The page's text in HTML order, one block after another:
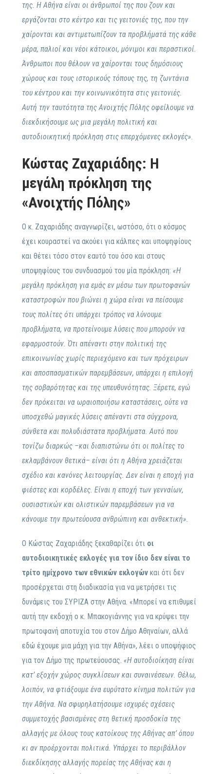
της. Η Αθήνα είναι οι άνθρωποί της που ζουν και
εργάζονται στο κέντρο και τις γειτονιές της, που την
χαίρονται και αντιμετωπίζουν τα προβλήματά της κάθε
μέρα, παλιοί και νέοι κάτοικοι, μόνιμοι και περαστικοί.
Άνθρωποι που θέλουν να χαίρονται τους δημόσιους
χώρους και τους ιστορικούς τόπους της, τη ζωντάνια
του κέντρου και την κοινωνικότητα στις γειτονιές.
Αυτή την ταυτότητα της Ανοιχτής Πόλης οφείλουμε να
διεκδικήσουμε ως μια μεγάλη πολιτική και
αυτοδιοικητική πρόκληση στις επερχόμενες εκλογές».
Κώστας Ζαχαριάδης: Η
μεγάλη πρόκληση της
«Ανοιχτής Πόλης»
Ο κ. Ζαχαριάδης αναγνωρίζει, ωστόσο, ότι ο κόσμος
έχει κουραστεί να ακούει για κάλπες και υποψηφίους
και θέτει τόσο στον εαυτό του όσο και στους
υποψηφίους του συνδυασμού του μία πρόκληση: «Η
μεγάλη πρόκληση για εμάς εν μέσω των πρωτοφανών
καταστροφών που βιώνει η χώρα είναι να πείσουμε
τους πολίτες ότι υπάρχει τρόπος να λύνουμε
προβλήματα, να προτείνουμε λύσεις που μπορούν να
εφαρμοστούν. Ότι απέναντι στην πολιτική της
επικοινωνίας χωρίς περιεχόμενο και των πρόχειρων
και αποσπασματικών παρεμβάσεων, υπάρχει η επιλογή
της σοβαρότητας και της υπευθυνότητας. Ξέρετε, εγώ
δεν πρόκειται να ωραιοποιήσω καταστάσεις, ούτε να
υποσχεθώ μαγικές λύσεις απέναντι στα σύγχρονα,
σύνθετα και πολυδιάστατα προβλήματα. Αυτό που
τονίζω διαρκώς –και διαπιστώνω ότι οι πολίτες το
εκλαμβάνουν θετικά– είναι ότι η Αθήνα χρειάζεται
σχέδιο και κανόνες λειτουργίας. Δεν είναι η εποχή για
φιέστες και κορδέλες. Είναι η εποχή των γενναίων,
ουσιαστικών και ολιστικών παρεμβάσεων για να
κάνουμε την πρωτεύουσα ανθρώπινη και ανθεκτική».
Ο Κώστας Ζαχαριάδης ξεκαθαρίζει ότι οι
αυτοδιοικητικές εκλογές για τον ίδιο δεν είναι το
τρίτο ημίχρονο των εθνικών εκλογών και ότι δεν
προσέρχεται στη διαδικασία για να μετρήσει τις
δυνάμεις του ΣΥΡΙΖΑ στην Αθήνα. «Μπορεί να επιθυμεί
αυτή την εκδοχή ο κ. Μπακογιάννης για να κρύψει την
πρωτοφανή αποτυχία του στον Δήμο Αθηναίων, αλλά
εδώ έχουμε μια μάχη για την Αθήνα», λέει o υποψήφιος
για τον Δήμο της πρωτεύουσας. «Η αυτοδιοίκηση είναι
κατ’ εξοχήν χώρος συγκλίσεων και συναινέσεων. Θέλω,
λοιπόν, να φτιάξουμε ένα ευρύτατο κίνημα πολιτών για
την Αθήνα. Να σφυρηλατήσουμε ισχυρές σχέσεις
συμμετοχής βασισμένες στη θετική προσδοκία της
αλλαγής με όλους τους κατοίκους της Αθήνας απ’ όπου
κι αν προέρχονται πολιτικά. Υπάρχει το περιβάλλον
διεκδίκησης αλλαγής πορείας της Αθήνας και η